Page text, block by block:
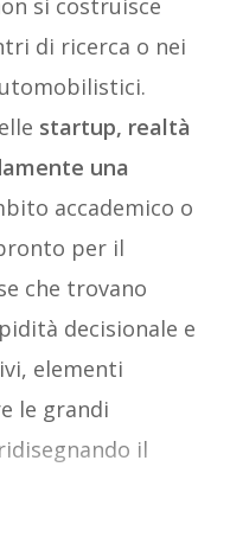
di ricerca o nei
startup, realtà
una
accademico o
per il
che trovano
decisionale e
elementi
le grandi
il